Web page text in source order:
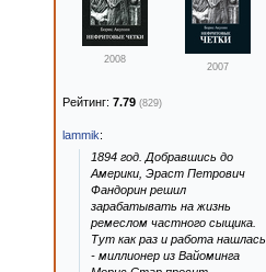
2008
2007
Рейтинг: 7.79 (829)
lammik:
1894 год. Добравшись до
Америки, Эраст Петрович
Фандорин решил
зарабатывать на жизнь
ремеслом частного сыщика.
Тут как раз и работа нашлась
- миллионер из Вайоминга